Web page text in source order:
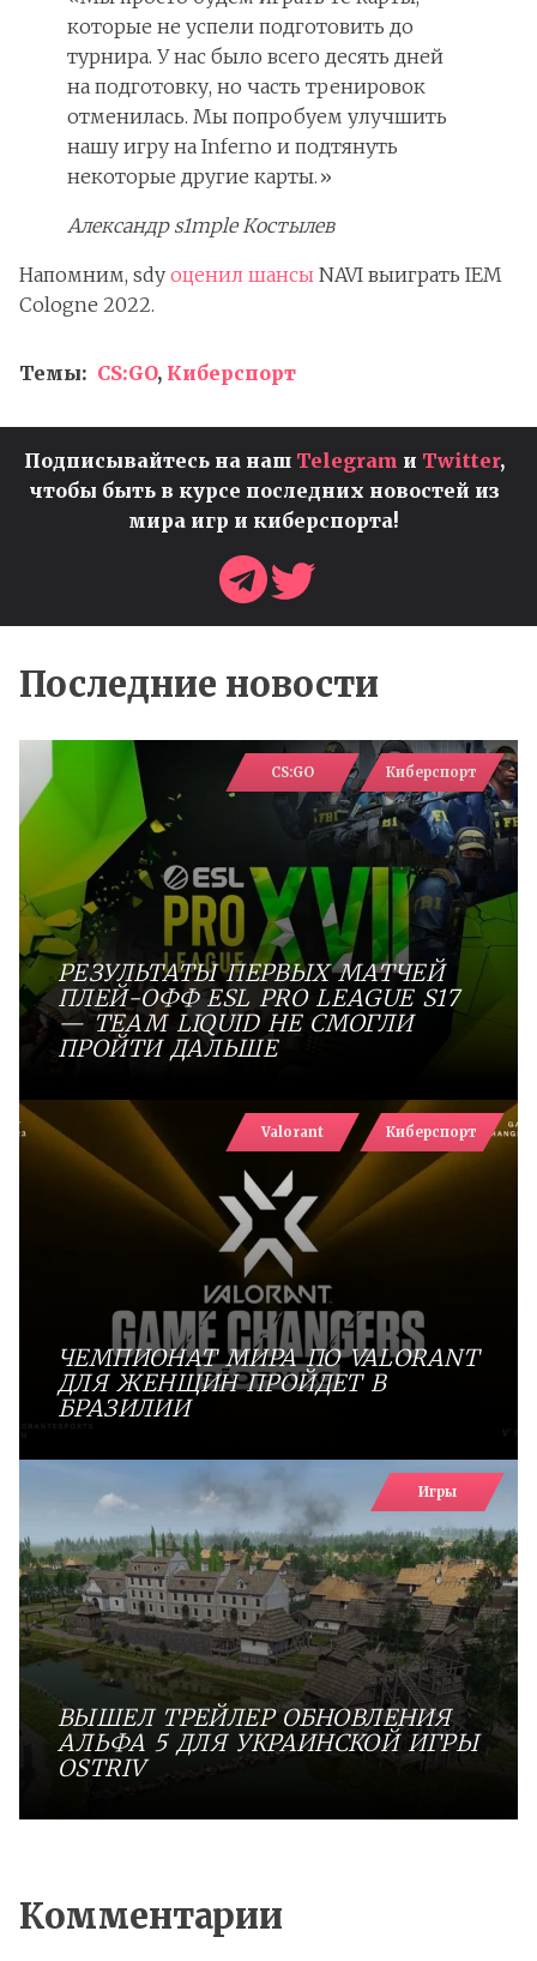
которые не успели подготовить до
турнира. У нас было всего десять дней
на подготовку, но часть тренировок
отменилась. Мы попробуем улучшить
нашу игру на Inferno и подтянуть
некоторые другие карты.»
Александр s1mple Костылев
Напомним, sdy оценил шансы NAVI выиграть IEM
Cologne 2022.
Темы: CS:GO, Киберспорт
Подписывайтесь на наш Telegram и Twitter,
чтобы быть в курсе последних новостей из
мира игр и киберспорта!
Последние новости
CS:GO Киберспорт
РЕЗУЛЬТАТЫ ПЕРВЫХ МАТЧЕЙ
ПЛЕЙ-ОФФ ESL PRO LEAGUE S17
— TEAM LIQUID НЕ СМОГЛИ
ПРОЙТИ ДАЛЬШЕ
Valorant Киберспорт
ЧЕМПИОНАТ МИРА ПО VALORANT
ДЛЯ ЖЕНЩИН ПРОЙДЕТ В
БРАЗИЛИИ
Игры
ВЫШЕЛ ТРЕЙЛЕР ОБНОВЛЕНИЯ
АЛЬФА 5 ДЛЯ УКРАИНСКОЙ ИГРЫ
OSTRIV
Комментарии